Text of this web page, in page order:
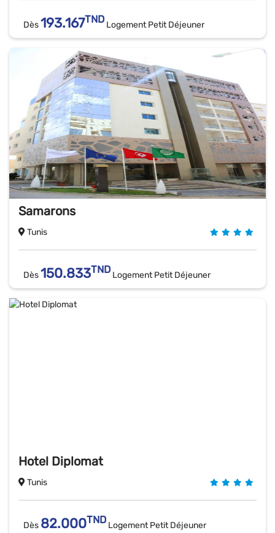
Dès193.167TND Logement Petit Déjeuner
Samarons
Tunis
Dès150.833TND Logement Petit Déjeuner
Hotel Diplomat
Tunis
Dès 82.000TND Logement Petit Déjeuner